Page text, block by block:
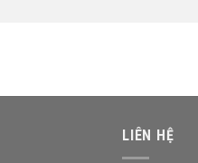
LIÊN HỆ